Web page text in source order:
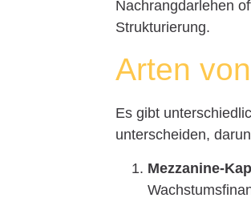
Nachrangdarlehen
Strukturierung.
Arten
Es gibt
unterscheiden,
Mezzanine-